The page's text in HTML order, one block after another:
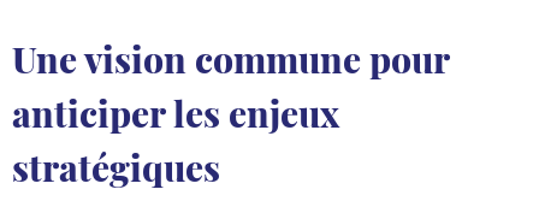
Une vision commune pour
anticiper les enjeux
stratégiques